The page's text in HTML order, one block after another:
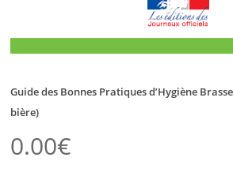
Guide des Bonnes Pratiques d’Hygiène
bière)
0.00€